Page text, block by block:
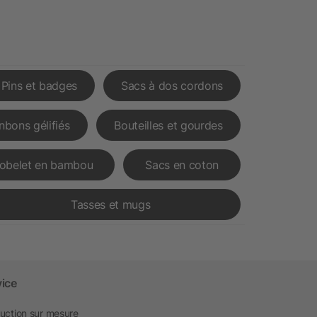
Pins et badges Sacs à dos cordons
gélifiés Bouteilles et gourdes
en bambou Sacs en coton
Tasses et mugs
sur mesure